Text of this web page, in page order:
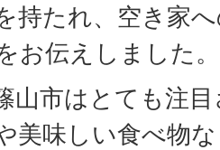
持たれ、空き家
お伝えしました。
山市はとても注
美味しい食べ物